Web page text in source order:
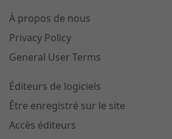
À propos de nous
Privacy Policy
General User Terms
Éditeurs de logiciels
Être enregistré sur le site
Accès éditeurs